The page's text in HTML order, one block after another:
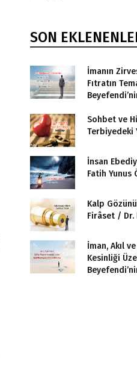
SON
İmanın
Fıtratın
Sohbet ve
Terbiyedeki
İnsan
Fatih Yunus
Kalp
Firâset / Dr.
İman, Akıl
Kesinliği